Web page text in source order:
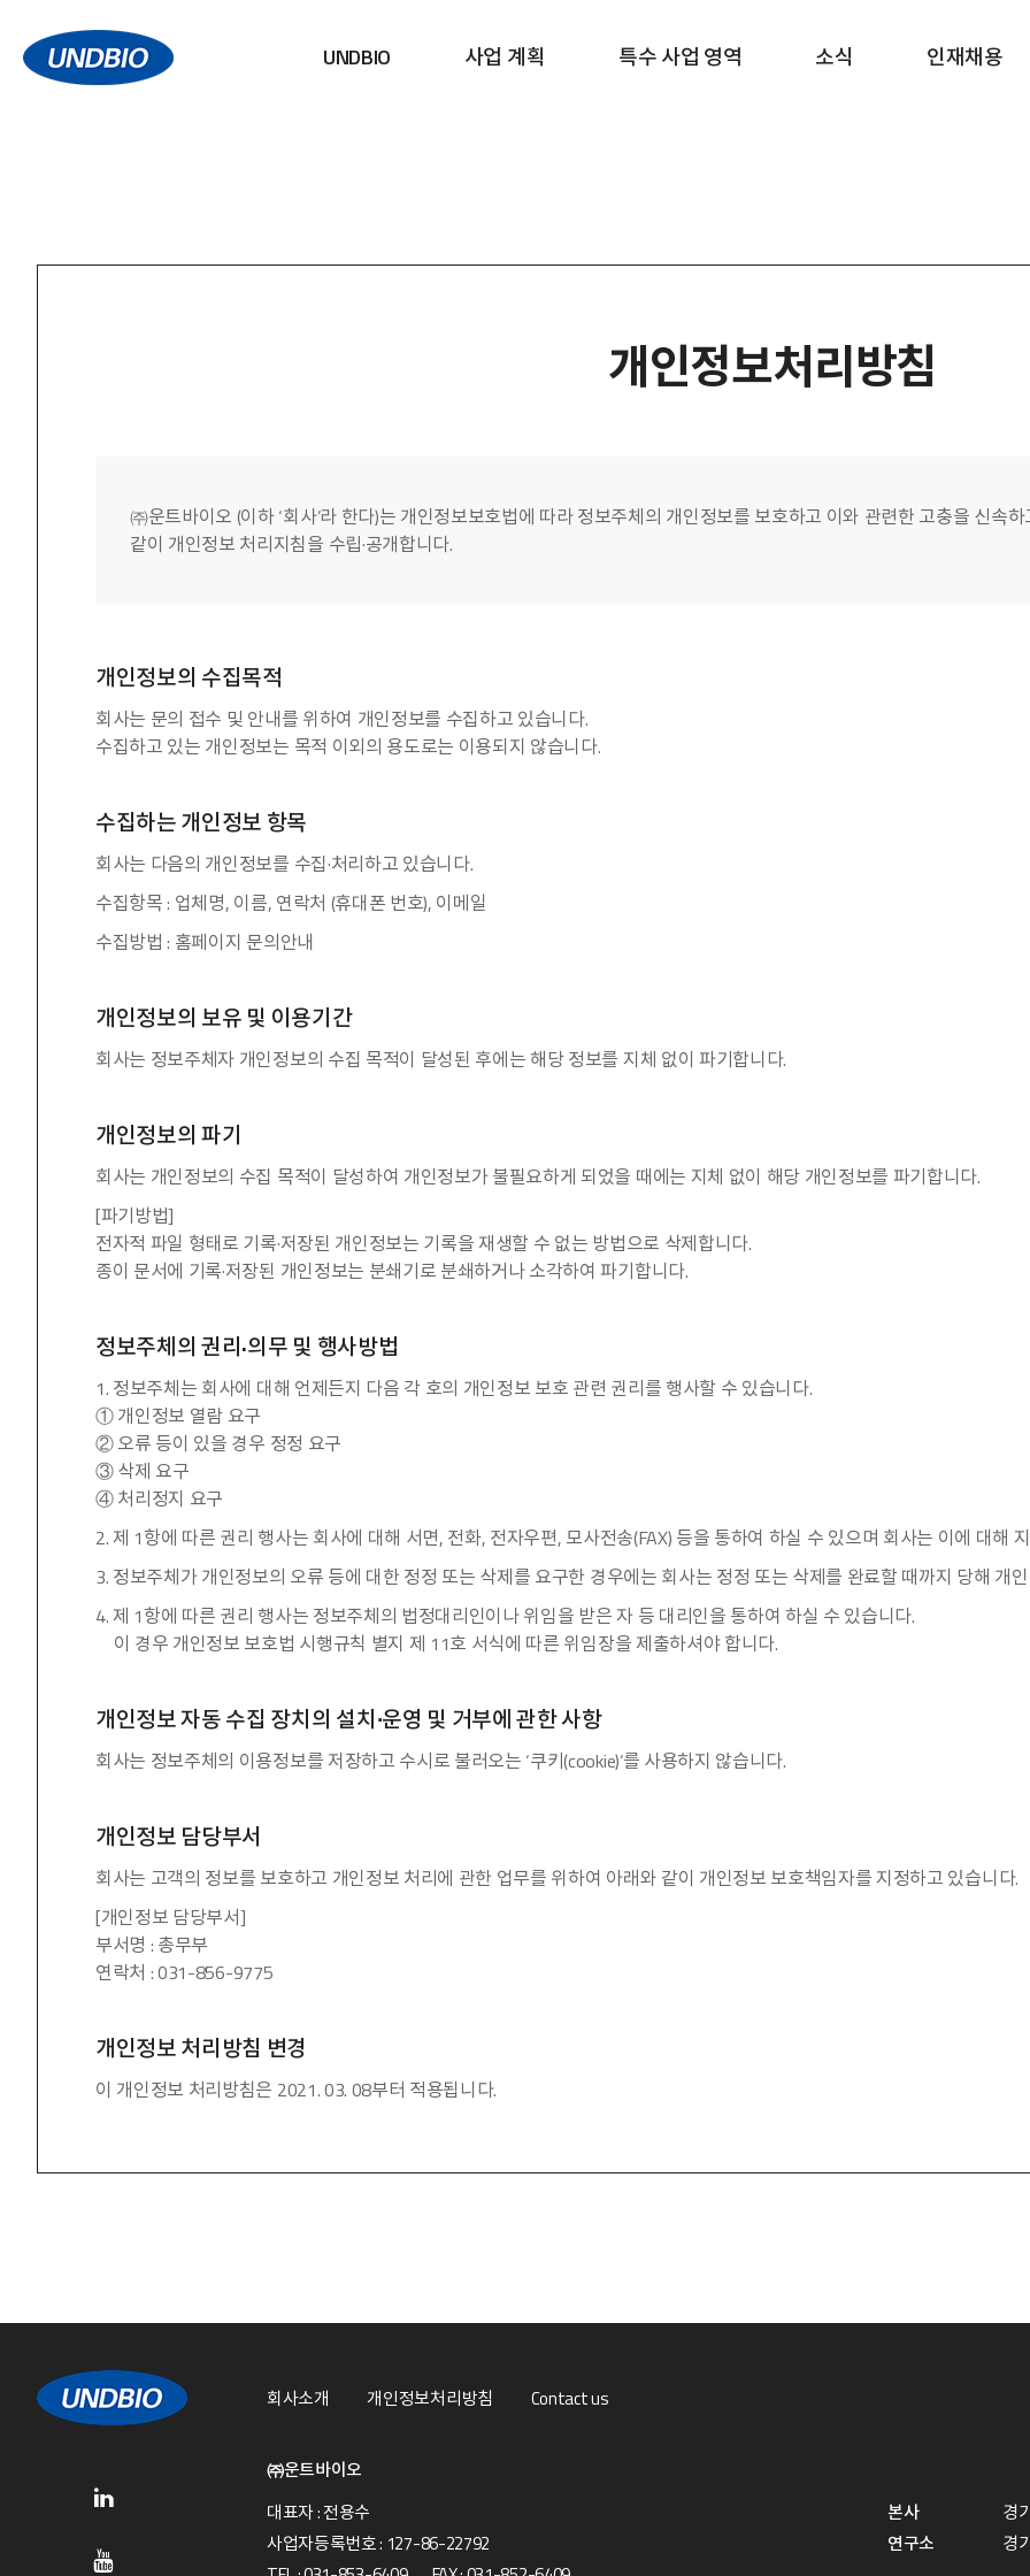
UNDBIO 사업 계획 특수 사업 영역 소식 인재채용
개인정보처리방침
㈜운트바이오 (이하 ‘회사’라 한다)는 개인정보보호법에 따라 정보주체의 개인정보를 보호하고 이와 관련한 고충을 신속
같이 개인정보 처리지침을 수립·공개합니다.
개인정보의 수집목적
회사는 문의 접수 및 안내를 위하여 개인정보를 수집하고 있습니다.
수집하고 있는 개인정보는 목적 이외의 용도로는 이용되지 않습니다.
수집하는 개인정보 항목
회사는 다음의 개인정보를 수집·처리하고 있습니다.
수집항목 : 업체명, 이름, 연락처 (휴대폰 번호), 이메일
수집방법 : 홈페이지 문의안내
개인정보의 보유 및 이용기간
회사는 정보주체자 개인정보의 수집 목적이 달성된 후에는 해당 정보를 지체 없이 파기합니다.
개인정보의 파기
회사는 개인정보의 수집 목적이 달성하여 개인정보가 불필요하게 되었을 때에는 지체 없이 해당 개인정보를 파기합니다.
[파기방법]
전자적 파일 형태로 기록·저장된 개인정보는 기록을 재생할 수 없는 방법으로 삭제합니다.
종이 문서에 기록·저장된 개인정보는 분쇄기로 분쇄하거나 소각하여 파기합니다.
정보주체의 권리·의무 및 행사방법
1. 정보주체는 회사에 대해 언제든지 다음 각 호의 개인정보 보호 관련 권리를 행사할 수 있습니다.
① 개인정보 열람 요구
② 오류 등이 있을 경우 정정 요구
③ 삭제 요구
④ 처리정지 요구
2. 제 1항에 따른 권리 행사는 회사에 대해 서면, 전화, 전자우편, 모사전송(FAX) 등을 통하여 하실 수 있으며 회사는 이에 대해
3. 정보주체가 개인정보의 오류 등에 대한 정정 또는 삭제를 요구한 경우에는 회사는 정정 또는 삭제를 완료할 때까지 당해 개
4. 제 1항에 따른 권리 행사는 정보주체의 법정대리인이나 위임을 받은 자 등 대리인을 통하여 하실 수 있습니다.
이 경우 개인정보 보호법 시행규칙 별지 제 11호 서식에 따른 위임장을 제출하셔야 합니다.
개인정보 자동 수집 장치의 설치∙운영 및 거부에 관한 사항
회사는 정보주체의 이용정보를 저장하고 수시로 불러오는 ‘쿠키(cookie)’를 사용하지 않습니다.
개인정보 담당부서
회사는 고객의 정보를 보호하고 개인정보 처리에 관한 업무를 위하여 아래와 같이 개인정보 보호책임자를 지정하고 있습니다.
[개인정보 담당부서]
부서명 : 총무부
연락처 : 031-856-9775
개인정보 처리방침 변경
이 개인정보 처리방침은 2021. 03. 08부터 적용됩니다.
회사소개 개인정보처리방침 Contact us
㈜운트바이오
대표자 : 전용수
사업자등록번호 : 127-86-22792
본사
경
연구소
경